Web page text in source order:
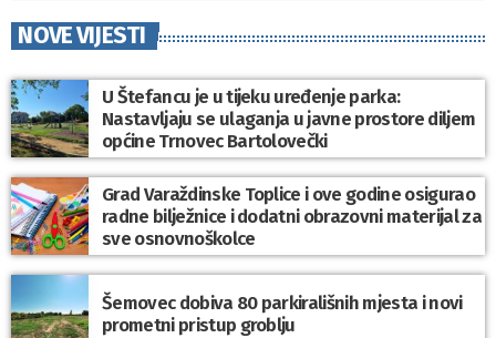
NOVE VIJESTI
U Štefancu je u tijeku uređenje parka:
Nastavljaju se ulaganja u javne prostore diljem
općine Trnovec Bartolovečki
Grad Varaždinske Toplice i ove godine osigurao
radne bilježnice i dodatni obrazovni materijal za
sve osnovnoškolce
Šemovec dobiva 80 parkirališnih mjesta i novi
prometni pristup groblju